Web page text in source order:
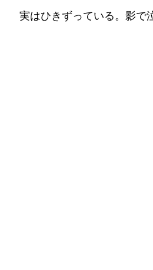
実はひきずっている。影で